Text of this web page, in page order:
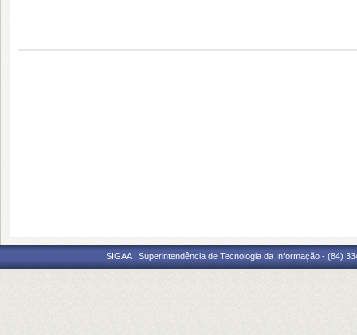
SIGAA | Superintendência de Tecnologia da Informação - (84)